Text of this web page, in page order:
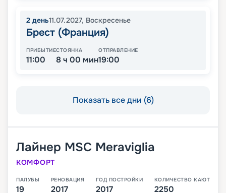
2 день11.07.2027, Воскресенье
Брест (Франция)
ПРИБЫТИЕ
11:00
СТОЯНКА
8 ч 00 мин
ОТПРАВЛЕНИЕ
19:00
Показать все дни (6)
Лайнер MSC Meraviglia
КОМФОРТ
ПАЛУБЫ
19
РЕНОВАЦИЯ
2017
ГОД ПОСТРОЙКИ
2017
КОЛИЧЕСТВО КАЮТ
2250